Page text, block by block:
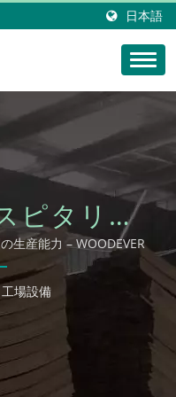
日本語
ピタリテ
能なアウ
–
生産能力 – WOODEVER
工場設備